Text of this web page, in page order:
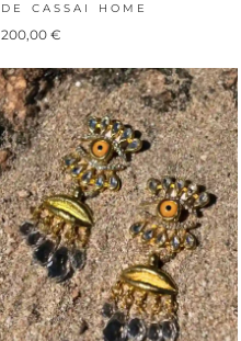
DE CASSAI HOME
200,00 €